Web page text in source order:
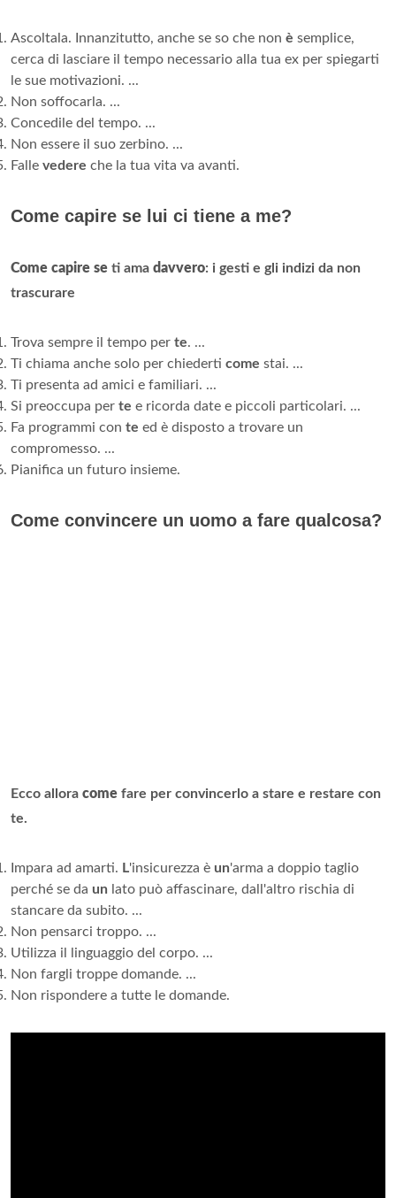
Ascoltala. Innanzitutto, anche se so che non è semplice,
cerca di lasciare il tempo necessario alla tua ex per spiegarti
le sue motivazioni. ...
Non soffocarla. ...
Concedile del tempo. ...
Non essere il suo zerbino. ...
Falle vedere che la tua vita va avanti.
Come capire se lui ci tiene a me?
Come capire se ti ama davvero: i gesti e gli indizi da non
trascurare
Trova sempre il tempo per te. ...
Ti chiama anche solo per chiederti come stai. ...
Ti presenta ad amici e familiari. ...
Si preoccupa per te e ricorda date e piccoli particolari. ...
Fa programmi con te ed è disposto a trovare un
compromesso. ...
Pianifica un futuro insieme.
Come convincere un uomo a fare qualcosa?
Ecco allora come fare per convincerlo a stare e restare con
te.
Impara ad amarti. L'insicurezza è un'arma a doppio taglio
perché se da un lato può affascinare, dall'altro rischia di
stancare da subito. ...
Non pensarci troppo. ...
Utilizza il linguaggio del corpo. ...
Non fargli troppe domande. ...
Non rispondere a tutte le domande.